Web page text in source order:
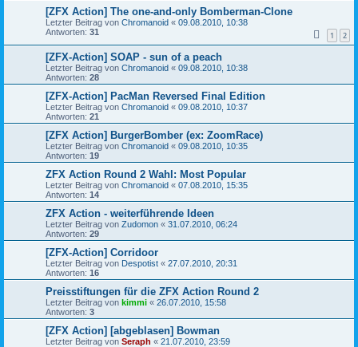
[ZFX Action] The one-and-only Bomberman-Clone
Letzter Beitrag von Chromanoid « 09.08.2010, 10:38
Antworten: 31 1 2
[ZFX-Action] SOAP - sun of a peach
Letzter Beitrag von Chromanoid « 09.08.2010, 10:38
Antworten: 28
[ZFX-Action] PacMan Reversed Final Edition
Letzter Beitrag von Chromanoid « 09.08.2010, 10:37
Antworten: 21
[ZFX Action] BurgerBomber (ex: ZoomRace)
Letzter Beitrag von Chromanoid « 09.08.2010, 10:35
Antworten: 19
ZFX Action Round 2 Wahl: Most Popular
Letzter Beitrag von Chromanoid « 07.08.2010, 15:35
Antworten: 14
ZFX Action - weiterführende Ideen
Letzter Beitrag von Zudomon « 31.07.2010, 06:24
Antworten: 29
[ZFX-Action] Corridoor
Letzter Beitrag von Despotist « 27.07.2010, 20:31
Antworten: 16
Preisstiftungen für die ZFX Action Round 2
Letzter Beitrag von kimmi « 26.07.2010, 15:58
Antworten: 3
[ZFX Action] [abgeblasen] Bowman
Letzter Beitrag von Seraph « 21.07.2010, 23:59